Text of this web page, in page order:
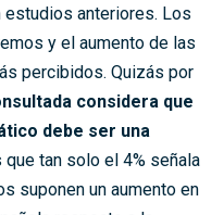
estudios anteriores. Los
y el aumento de las
percibidos. Quizás por
considera que
debe ser una
tan solo el 4% señala
suponen un aumento en